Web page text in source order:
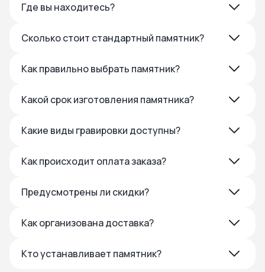
Где вы находитесь?
Сколько стоит стандартный памятник?
Как правильно выбрать памятник?
Какой срок изготовления памятника?
Какие виды гравировки доступны?
Как происходит оплата заказа?
Предусмотрены ли скидки?
Как организована доставка?
Кто устанавливает памятник?